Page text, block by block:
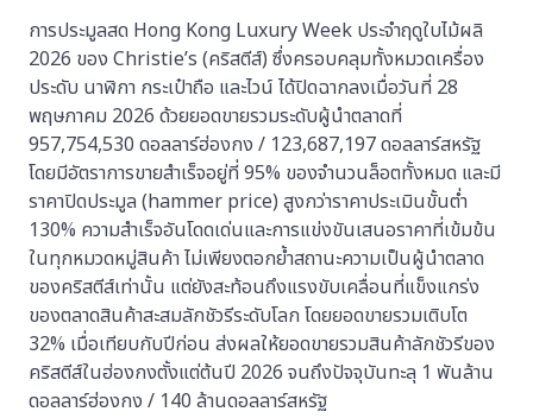
การประมูลสด Hong Kong Luxury Week ประจำฤดูใบไม้ผลิ
2026 ของ Christie’s (คริสตีส์) ซึ่งครอบคลุมทั้งหมวดเครื่อง
ประดับ นาฬิกา กระเป๋าถือ และไวน์ ได้ปิดฉากลงเมื่อวันที่ 28
พฤษภาคม 2026 ด้วยยอดขายรวมระดับผู้นำตลาดที่
957,754,530 ดอลลาร์ฮ่องกง / 123,687,197 ดอลลาร์สหรัฐ
โดยมีอัตราการขายสำเร็จอยู่ที่ 95% ของจำนวนล็อตทั้งหมด และมี
ราคาปิดประมูล (hammer price) สูงกว่าราคาประเมินขั้นต่ำ
130% ความสำเร็จอันโดดเด่นและการแข่งขันเสนอราคาที่เข้มข้น
ในทุกหมวดหมู่สินค้า ไม่เพียงตอกย้ำสถานะความเป็นผู้นำตลาด
ของคริสตีส์เท่านั้น แต่ยังสะท้อนถึงแรงขับเคลื่อนที่แข็งแกร่ง
ของตลาดสินค้าสะสมลักชัวรีระดับโลก โดยยอดขายรวมเติบโต
32% เมื่อเทียบกับปีก่อน ส่งผลให้ยอดขายรวมสินค้าลักชัวรีของ
คริสตีส์ในฮ่องกงตั้งแต่ต้นปี 2026 จนถึงปัจจุบันทะลุ 1 พันล้าน
ดอลลาร์ฮ่องกง / 140 ล้านดอลลาร์สหรัฐ